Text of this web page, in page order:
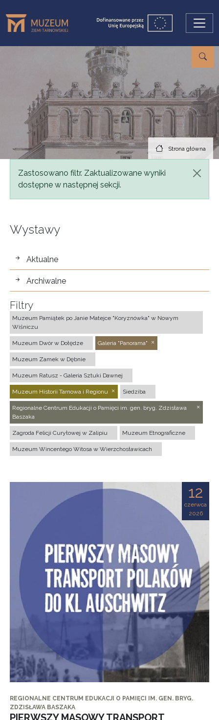
Strona główna
Komunikat
Zastosowano filtr. Zaktualizowane wyniki
dostępne w następnej sekcji.
Wystawy
wystawy
Aktualne
Archiwalne
Filtry
Muzeum Pamiątek po Janie Matejce "Koryznówka" w Nowym
Wiśniczu
Muzeum Dwór w Dołędze Galeria "Panorama"
Muzeum Zamek w Dębnie
Muzeum Ratusz - Galeria Sztuki Dawnej
Muzeum Historii Tarnowa i Regionu Siedziba
Regionalne Centrum Edukacji o Pamięci im. gen. bryg. Zdzisława
Baszaka
Zagroda Felicji Curyłowej w Zalipiu Muzeum Etnograficzne
Muzeum Wincentego Witosa w Wierzchosławicach
12
czerwca
2026
REGIONALNE CENTRUM EDUKACJI O PAMIĘCI IM. GEN. BRYG.
ZDZISŁAWA BASZAKA
PIERWSZY MASOWY TRANSPORT